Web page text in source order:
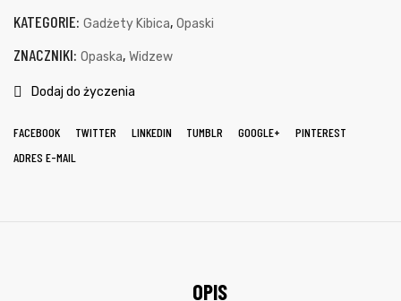
KATEGORIE: Gadżety Kibica, Opaski
ZNACZNIKI: Opaska, Widzew
Dodaj do życzenia
FACEBOOK TWITTER LINKEDIN TUMBLR GOOGLE+
PINTEREST
ADRES E-MAIL
OPIS